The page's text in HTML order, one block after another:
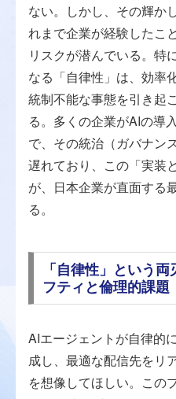
ない。しかし、その輝か
れまで企業が経験したこ
リスクが潜んでいる。特
なる「自律性」は、効率
統制不能な事態を引き起
る。多くの企業がAIの導
で、その統治（ガバナン
遅れており、この「実装
が、日本企業が直面する
る。
「自律性」という
フティと倫理的課題
AIエージェントが自律的
成し、最適な配信先をリ
を想像してほしい。この